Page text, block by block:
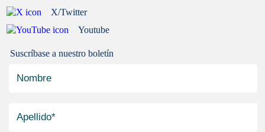
Suscríbase a nuestro boletín
X/Twitter
Youtube